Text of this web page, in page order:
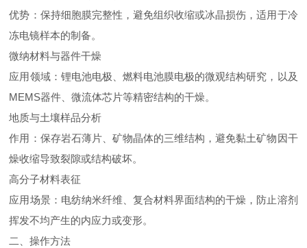
优势：保持细胞膜完整性，避免组织收缩或冰晶损伤，适用于冷
冻电镜样本的制备。
微纳材料与器件干燥
应用领域：锂电池电极、燃料电池膜电极的微观结构研究，以及
MEMS器件、微流体芯片等精密结构的干燥。
地质与土壤样品分析
作用：保存岩石薄片、矿物晶体的三维结构，避免黏土矿物因干
燥收缩导致裂隙或结构破坏。
高分子材料表征
应用场景：电纺纳米纤维、复合材料界面结构的干燥，防止溶剂
挥发不均产生的内应力或变形。
二、操作方法